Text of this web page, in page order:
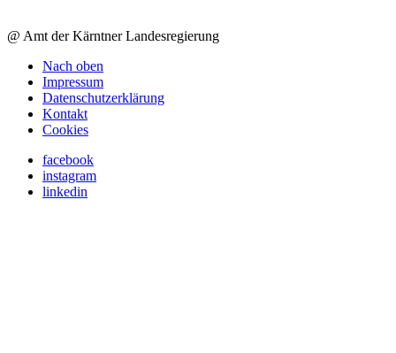
@ Amt der Kärntner Landesregierung
Nach oben
Impressum
Datenschutzerklärung
Kontakt
Cookies
facebook
instagram
linkedin